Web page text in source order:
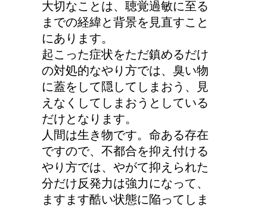
大切なことは、聴覚過敏に至る
までの経緯と背景を見直すこと
にあります。
起こった症状をただ鎮めるだけ
の対処的なやり方では、臭い物
に蓋をして隠してしまおう、見
えなくしてしまおうとしている
だけとなります。
人間は生き物です。命ある存在
ですので、不都合を抑え付ける
やり方では、やがて抑えられた
分だけ反発力は強力になって、
ますます酷い状態に陥ってしま